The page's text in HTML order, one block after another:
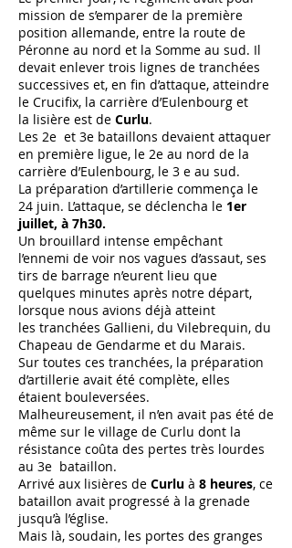
mission de s’emparer de la première
position allemande, entre la route de
Péronne au nord et la Somme au sud. Il
devait enlever trois lignes de tranchées
successives et, en fin d’attaque, atteindre
le Crucifix, la carrière d’Eulenbourg et
la lisière est de Curlu.
Les 2e et 3e bataillons devaient attaquer
en première ligue, le 2e au nord de la
carrière d’Eulenbourg, le 3 e au sud.
La préparation d’artillerie commença le
24 juin. L’attaque, se déclencha le 1er
juillet, à 7h30.
Un brouillard intense empêchant
l’ennemi de voir nos vagues d’assaut, ses
tirs de barrage n’eurent lieu que
quelques minutes après notre départ,
lorsque nous avions déjà atteint
les tranchées Gallieni, du Vilebrequin, du
Chapeau de Gendarme et du Marais.
Sur toutes ces tranchées, la préparation
d’artillerie avait été complète, elles
étaient bouleversées.
Malheureusement, il n’en avait pas été de
même sur le village de Curlu dont la
résistance coûta des pertes très lourdes
au 3e bataillon.
Arrivé aux lisières de Curlu à 8 heures, ce
bataillon avait progressé à la grenade
jusqu’à l’église.
Mais là, soudain, les portes des granges